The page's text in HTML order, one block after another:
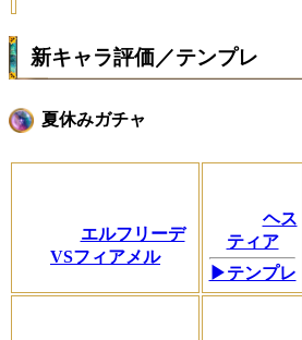
新キャラ評価／テンプレ
夏休みガチャ
エルフリーデ
VSフィアメル
ヘス
ティア
▶テンプレ